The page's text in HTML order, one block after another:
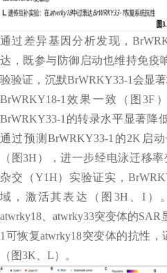
通过差异基因分析发现，
达，既参与防御启动也维持免疫
验验证，沉默BrWRKY33-1会显
BrWRKY18-1效果一致（图3F
BrWRKY33-1的转录水平显著降
通过预测BrWRKY33-1的2K启
（图3H），进一步经电泳迁移
杂交（Y1H）实验证实，
域，激活其表达（图3H、I）
atwrky18、atwrky33突变体的
1可恢复atwrky18突变体的抗性
（图3K、L）。